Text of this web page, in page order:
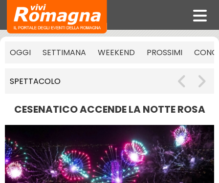
OGGI SETTIMANA WEEKEND PROSSIMI
SPETTACOLO
CESENATICO ACCENDE LA NOTTE ROSA